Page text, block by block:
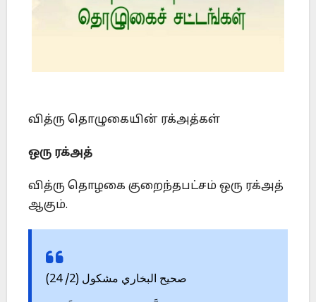
வித்ரு தொழுகையின் ரக்அத்கள்
ஒரு ரக்அத்
வித்ரு தொழகை குறைந்தபட்சம் ஒரு ரக்அத்
ஆகும்.
صحيح البخاري مشكول (2/ 24)